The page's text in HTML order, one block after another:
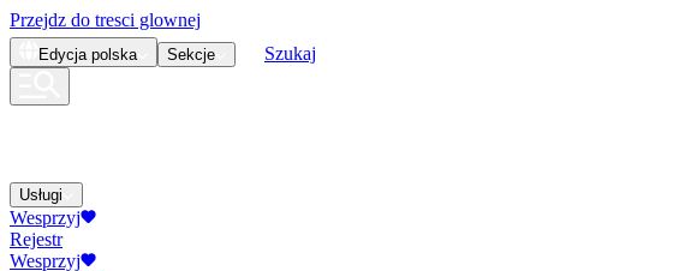
Przejdz do tresci glownej
Edycja polska Sekcje Szukaj
Usługi
Wesprzyj
Rejestr
Wesprzyj